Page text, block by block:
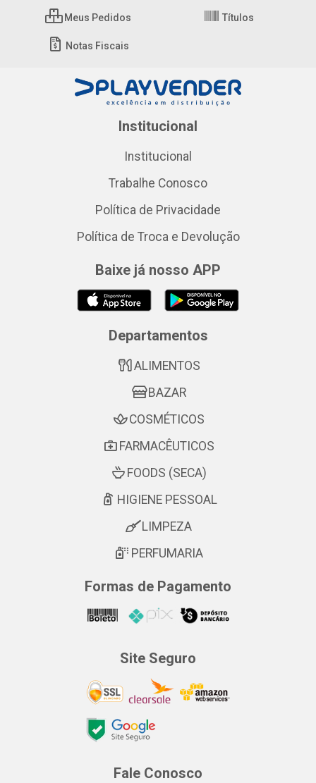
Meus Pedidos Títulos
Notas Fiscais
Institucional
Institucional
Trabalhe Conosco
Política de Privacidade
Política de Troca e Devolução
Baixe já nosso APP
Departamentos
ALIMENTOS
BAZAR
COSMÉTICOS
FARMACÊUTICOS
FOODS (SECA)
HIGIENE PESSOAL
LIMPEZA
PERFUMARIA
Formas de Pagamento
Site Seguro
Fale Conosco